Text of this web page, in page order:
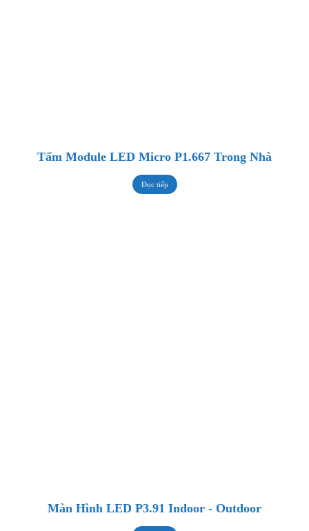
Tấm Module LED Micro P1.667 Trong Nhà
Đọc tiếp
Màn Hình LED P3.91 Indoor - Outdoor